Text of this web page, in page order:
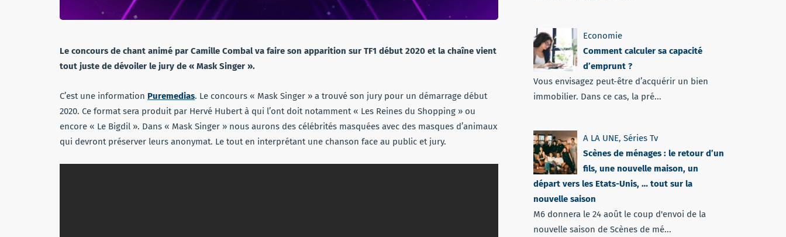
Le concours de chant animé par Camille Combal va faire son apparition sur TF1 début 2020 et la chaîne vient
tout juste de dévoiler le jury de « Mask Singer ».
C’est une information Puremedias. Le concours « Mask Singer » a trouvé son jury pour un démarrage début
2020. Ce format sera produit par Hervé Hubert à qui l’ont doit notamment « Les Reines du Shopping » ou
encore « Le Bigdil ». Dans « Mask Singer » nous aurons des célébrités masquées avec des masques d’animaux
qui devront préserver leurs anonymat. Le tout en interprétant une chanson face au public et jury.
Economie
Comment calculer sa capacité
d’emprunt ?
Vous envisagez peut-être d’acquérir un bien
immobilier. Dans ce cas, la pré...
A LA UNE, Séries Tv
Scènes de ménages : le retour d’un
fils, une nouvelle maison, un
départ vers les Etats-Unis, … tout sur la
nouvelle saison
M6 donnera le 24 août le coup d'envoi de la
nouvelle saison de Scènes de mé...